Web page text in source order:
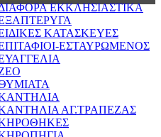
ΕΚΚΛΗΣΙΑΣΤΙΚΑ
ΚΑΤΑΣΚΕΥΕΣ
ΕΣΤΑΥΡΩΜΕΝΟΣ
ΑΓ.ΤΡΑΠΕΖΑΣ